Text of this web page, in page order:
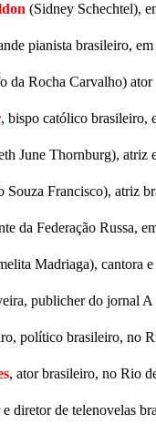
(Sidney Schechtel),
pianista brasileiro, em
da Rocha Carvalho)
, bispo católico brasileiro,
June Thornburg), atriz
Francisco), atriz
da Federação Russa,
Madriaga), cantora
publicher do jornal A
político brasileiro, no
, ator brasileiro, no Rio
e diretor de telenovelas